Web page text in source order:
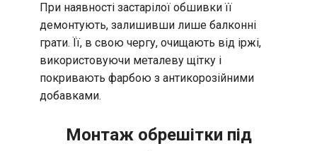
При наявності застарілої обшивки її
демонтують, залишивши лише балконні
грати. Її, в свою чергу, очищають від іржі,
використовуючи металеву щітку і
покривають фарбою з антикорозійними
добавками.
Монтаж обрешітки під